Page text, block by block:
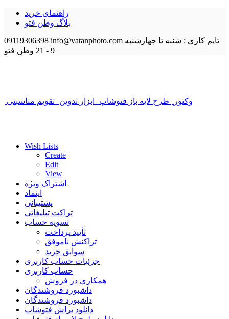
راهنمای خرید
بلاگ وطن فتو
09119306398 info@vatanphoto.com تایم کاری : شنبه تا چهارشنبه
9 - 21
وطن فتو
وکتور طرح لایه باز فتوشاپ ابزار تدوین تقویم مناسبتی
Wish Lists
Create
Edit
View
اشتراک ویژه
اینماد
پشتیبانی
تراکت تبلیغاتی
تسویه حساب
تأیید پرداخت
تراکنش ناموفق
سوابق خرید
جزئیات حساب کاربری
حساب کاربری
همکاری در فروش
داشبورد فروشندگان
داشبورد فروشندگان
دانلود براش فتوشاپ